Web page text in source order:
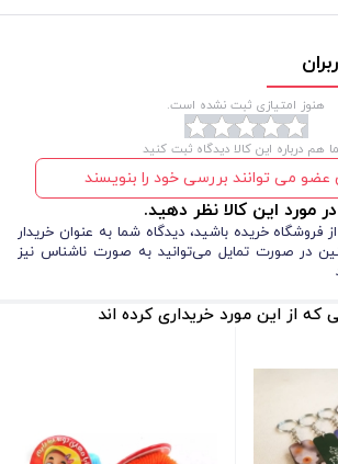
هنوز امتیازی ثبت نشده است.
هم درباره این کالا دیدگاه ثبت کنید
عضو می توانند بررسی خود را بنویسند
مورد این کالا نظر دهید.
فروشگاه خریده باشید، دیدگاه شما به عنوان خریدار
در صورت تمایل می‌توانید به صورت ناشناس نیز
که از این مورد خریداری کرده اند